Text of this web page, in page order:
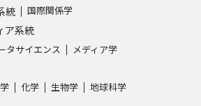
統 国際関係学
ア系統
タサイエンス メディア学
化学 生物学 地球科学